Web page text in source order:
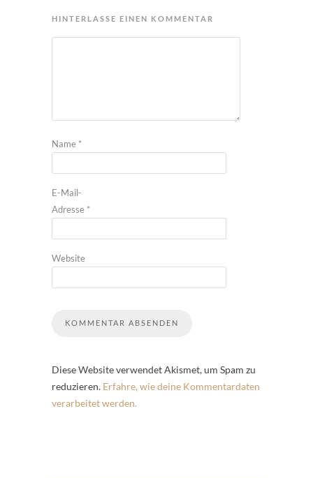
HINTERLASSE EINEN KOMMENTAR
Name *
E-Mail-
Adresse *
Website
Diese Website verwendet Akismet, um Spam zu
reduzieren. Erfahre, wie deine Kommentardaten
verarbeitet werden.